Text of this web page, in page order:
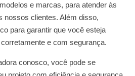
e marcas, para atender às
nossos clientes. Além disso,
para garantir que você esteja
e com segurança.
conosco, você pode se